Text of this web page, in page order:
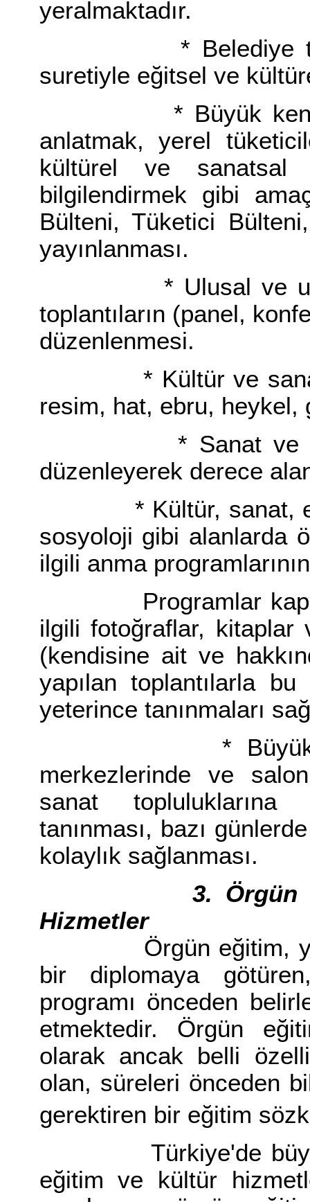
yeralmaktadır.
* Belediye
suretiyle eğitsel ve
* Büyük kent
anlatmak, yerel
kültürel ve sanatsal
bilgilendirmek gibi
Bülteni, Tüketici
yayınlanması.
* Ulusal ve
toplantıların (panel,
düzenlenmesi.
* Kültür ve sanat
resim, hat, ebru, heykel,
* Sanat ve
düzenleyerek derece
* Kültür, sanat,
sosyoloji gibi alanlarda
ilgili anma
Programlar
ilgili fotoğraflar, kitaplar
(kendisine ait ve
yapılan toplantılarla
yeterince tanınmaları
* Büyük kent
merkezlerinde ve
sanat topluluklarına
tanınması, bazı
kolaylık sağlanması.
3. Örgün
Hizmetler
Örgün eğitim,
bir diplomaya
programı önceden
etmektedir. Örgün
olarak ancak belli
olan, süreleri önceden
gerektiren bir eğitim
Türkiye'de büyük
eğitim ve kültür